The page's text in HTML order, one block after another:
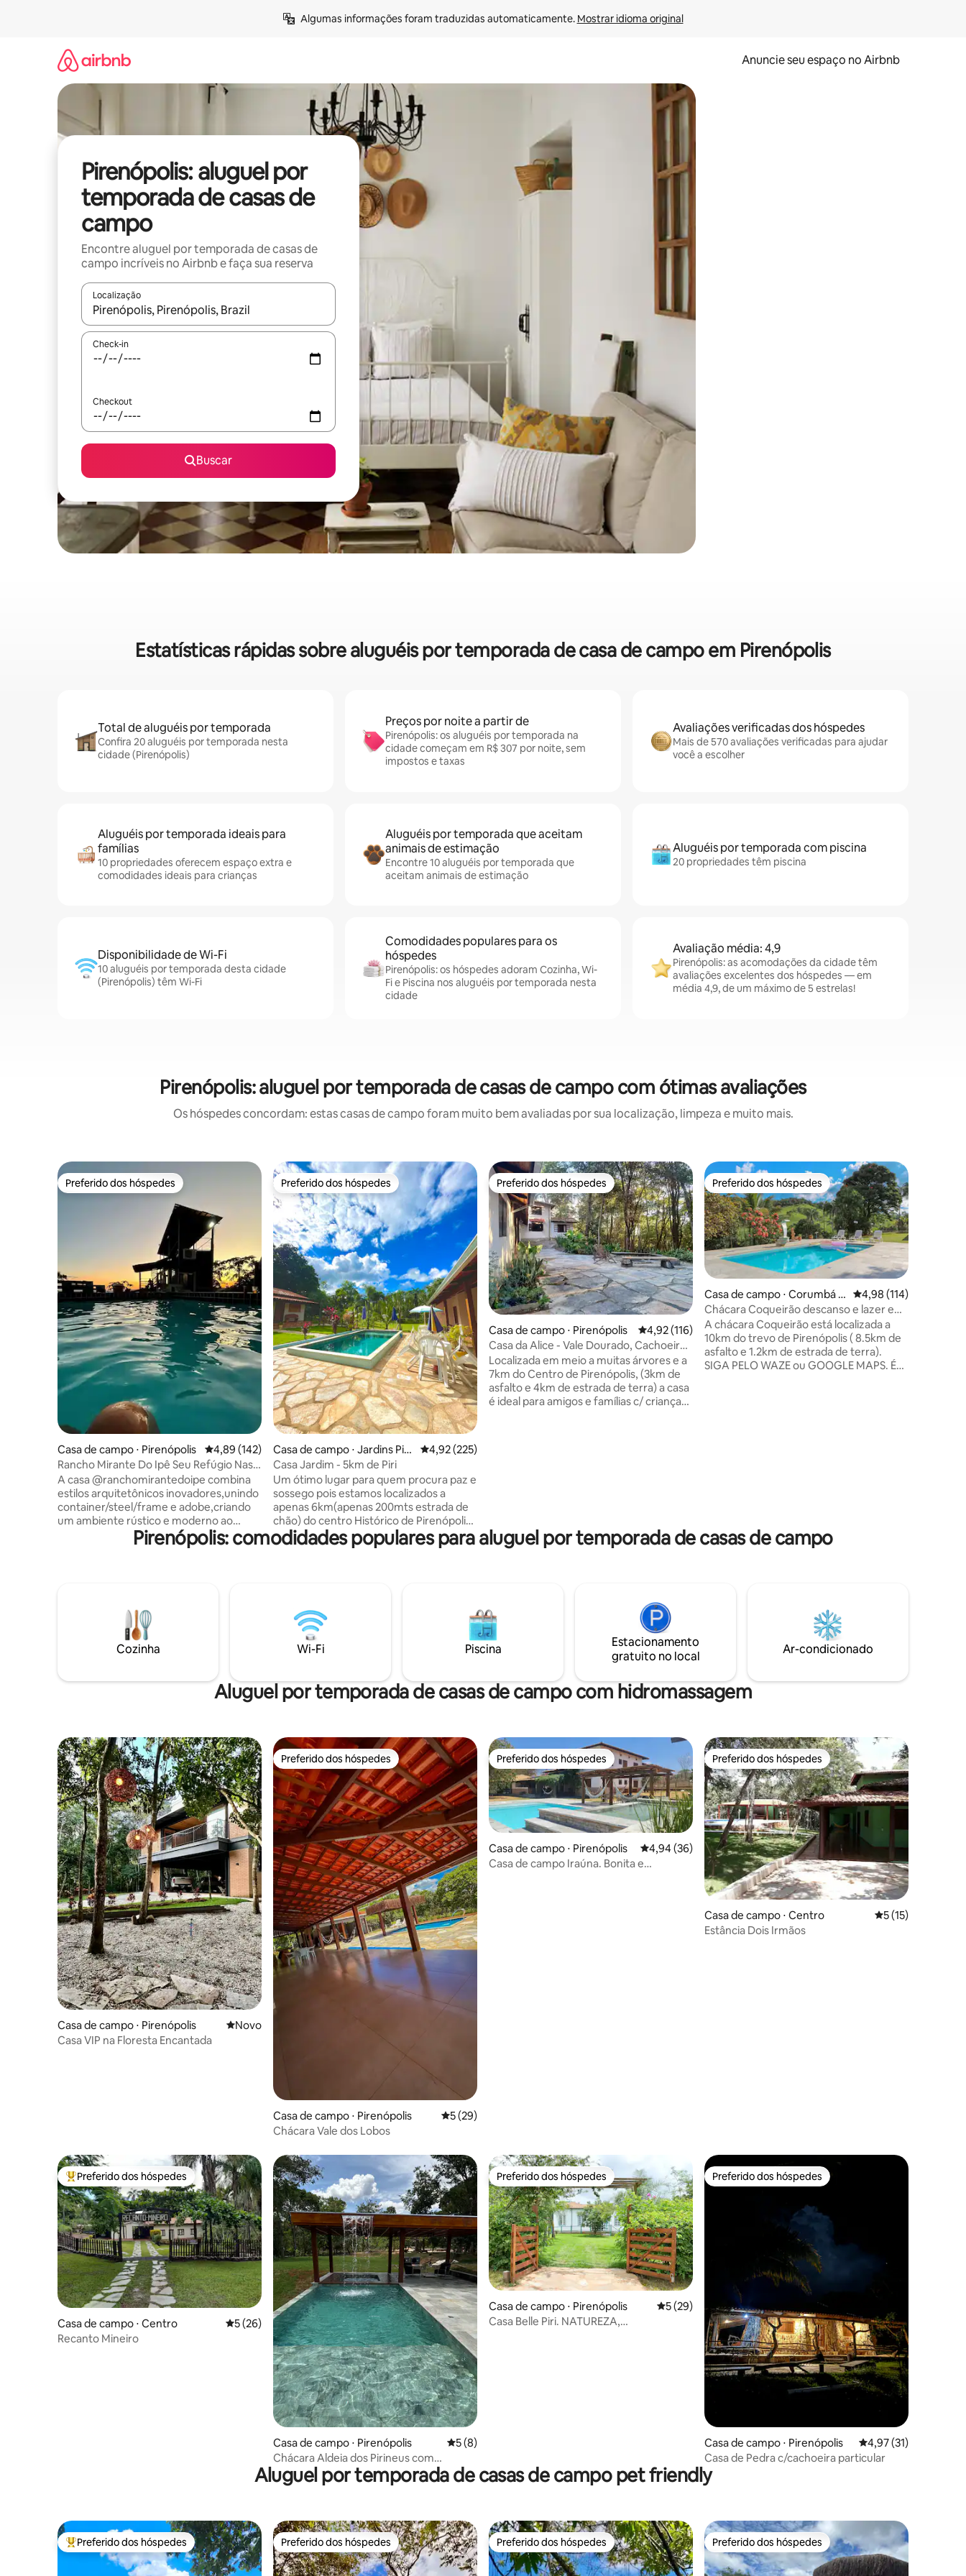
Algumas informações foram traduzidas automaticamente. Mostrar idioma original
Anuncie seu espaço no Airbnb
Pirenópolis: aluguel por
temporada de casas de
campo
Encontre aluguel por temporada de casas de
campo incríveis no Airbnb e faça sua reserva
Localização
Quando os resultados estiverem disponíveis, explore-os usando as seta para cima e para baixo do teclado ou tocando e deslizando o dedo na tela.
Check-in
Checkout
Buscar
Estatísticas rápidas sobre aluguéis por temporada de casa de campo em Pirenópolis
Total de aluguéis por temporada
Confira 20 aluguéis por temporada nesta
cidade (Pirenópolis)
Preços por noite a partir de
Pirenópolis: os aluguéis por temporada na
cidade começam em R$ 307 por noite, sem
impostos e taxas
Avaliações verificadas dos hóspedes
Mais de 570 avaliações verificadas para ajudar
você a escolher
Aluguéis por temporada ideais para
famílias
10 propriedades oferecem espaço extra e
comodidades ideais para crianças
Aluguéis por temporada que aceitam
animais de estimação
Encontre 10 aluguéis por temporada que
aceitam animais de estimação
Aluguéis por temporada com piscina
20 propriedades têm piscina
Disponibilidade de Wi-Fi
10 aluguéis por temporada desta cidade
(Pirenópolis) têm Wi-Fi
Comodidades populares para os
hóspedes
Pirenópolis: os hóspedes adoram Cozinha, Wi-
Fi e Piscina nos aluguéis por temporada nesta
cidade
Avaliação média: 4,9
Pirenópolis: as acomodações da cidade têm
avaliações excelentes dos hóspedes — em
média 4,9, de um máximo de 5 estrelas!
Pirenópolis: aluguel por temporada de casas de campo com ótimas avaliações
Os hóspedes concordam: estas casas de campo foram muito bem avaliadas por sua localização, limpeza e muito mais.
Preferido dos hóspedes
Preferido dos hóspedes
Casa de campo ⋅ Pirenópolis 4,89 de uma avaliação média de 5, 142 avaliações
4,89 (142)
Rancho Mirante Do Ipê Seu Refúgio Nas
Montanhas
A casa @ranchomirantedoipe combina
estilos arquitetônicos inovadores,unindo
container/steel/frame e adobe,criando
um ambiente rústico e moderno ao
mesmo tempo. Casa possui um mirante
com vista de impressionar rodeada por
Trilhas dentro e fora da propriedade,
perfeitas p/ caminhadas/bikes que levam
a riachos.•Indicações de cachoeiras
p/explorar a beleza natural da região.
Preferido dos hóspedes
Preferido dos hóspedes
Casa de campo ⋅ Jardins Pire
neus
4,92 de uma avaliação média de 5, 225 avaliações
4,92 (225)
Casa Jardim - 5km de Piri
Um ótimo lugar para quem procura paz e
sossego pois estamos localizados a
apenas 6km(apenas 200mts estrada de
chão) do centro Histórico de Pirenópolis.
-Casa com duas Suítes - Ar condicionado
quartos -Wi-Fi -Cozinha Gourmet
descanso -Lugar com bastante espaço e
privacidade -localização permite
caminhadas em meio à natureza -
Aceitamos Pets - Jogos
Preferido dos hóspedes
Preferido dos hóspedes
Casa de campo ⋅ Pirenópolis 4,92 de uma avaliação média de 5, 116 avaliações
4,92 (116)
Casa da Alice - Vale Dourado, Cachoeira
e Sossego
Localizada em meio a muitas árvores e a
7km do Centro de Pirenópolis, (3km de
asfalto e 4km de estrada de terra) a casa
é ideal para amigos e famílias c/ crianças.
Preferido dos hóspedes
Preferido dos hóspedes
Casa de campo ⋅ Corumbá d
e Goiás
4,98 de uma avaliação
4,98 (114)
Chácara Coqueirão descanso e lazer em
Pirenópolis
A chácara Coqueirão está localizada a
10km do trevo de Pirenópolis ( 8.5km de
asfalto e 1.2km de estrada de terra).
SIGA PELO WAZE ou GOOGLE MAPS. É
Pirenópolis: comodidades populares para aluguel por temporada de casas de campo
Cozinha Wi-Fi Piscina
Estacionamento
gratuito no local
Ar-condicionado
Aluguel por temporada de casas de campo com hidromassagem
Casa de campo ⋅ Pirenópolis Novo lugar para ficar
Novo
Casa VIP na Floresta Encantada
Preferido dos hóspedes
Preferido dos hóspedes
Casa de campo ⋅ Pirenópolis 5 de uma avaliação média de 5, 29 avaliações
5 (29)
Chácara Vale dos Lobos
Preferido dos hóspedes
Preferido dos hóspedes
Casa de campo ⋅ Pirenópolis 4,94 de uma avaliação média de 5, 36 avaliações
4,94 (36)
Casa de campo Iraúna. Bonita e
Preferido dos hóspedes
Preferido dos hóspedes
Casa de campo ⋅ Centro 5 de uma
5 (15)
Estância Dois Irmãos
Entre os melhores preferidos dos hóspedes
Preferido dos hóspedes
Casa de campo ⋅ Centro 5 de uma avaliação média de 5, 26 avaliações
5 (26)
Recanto Mineiro
Casa de campo ⋅ Pirenópolis 5 de uma avaliação média de 5, 8 avaliações
5 (8)
Chácara Aldeia dos Pirineus com
piscina+ofurô Piri
Preferido dos hóspedes
Preferido dos hóspedes
Casa de campo ⋅ Pirenópolis 5 de uma avaliação média de 5, 29 avaliações
5 (29)
Casa Belle Piri. NATUREZA,
Preferido dos hóspedes
Preferido dos hóspedes
Casa de campo ⋅ Pirenópolis 4,97 de uma
4,97 (31)
Casa de Pedra c/cachoeira particular
Aluguel por temporada de casas de campo pet friendly
Entre os melhores preferidos dos hóspedes
Preferido dos hóspedes Preferido dos hóspedes
Preferido dos hóspedes Preferido dos hóspedes
Preferido dos hóspedes Preferido dos hóspedes
Preferido dos hóspedes